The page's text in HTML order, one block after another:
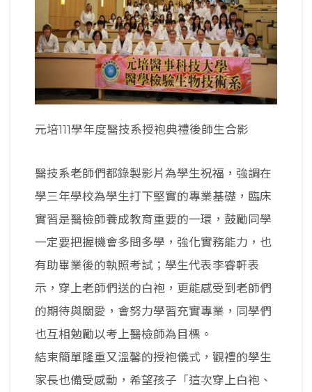
元培111學年度醫技系授袍典禮後師生合影
醫技系老師們都錄製影片為學生祝福，強調在
學三年學校為學生打下堅實的專業基礎，臨床
實習是醫檢師養成教育重要的一環，鼓勵同學
一定要把握機會多問多學，強化實務能力，也
有助畢業後的執照考試；學生代表李睿軒表
示，穿上老師們送的白袍，更能感受到老師們
的期待與關愛，會努力學習充實專業，同學們
也互相勉勵以考上醫檢師為目標。
結束簡單隆重又溫馨的授袍儀式，觀禮的學生
家長也備受感動，希望孩子「這次穿上白袍、